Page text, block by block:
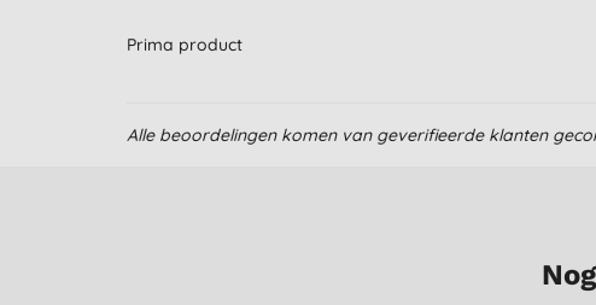
Prima product
Alle beoordelingen komen van geverifieerde klanten